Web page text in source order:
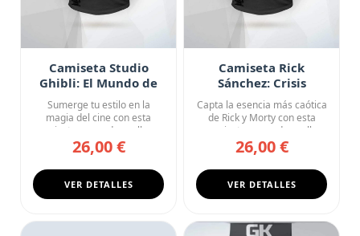
Camiseta Studio
Ghibli: El Mundo de
los Sueños
Sumerge tu estilo en la
magia del cine con esta
camiseta negra de cuello en
V...
26,00 €
VER DETALLES
Camiseta Rick
Sánchez: Crisis
Existencial
Capta la esencia más caótica
de Rick y Morty con esta
camiseta negra de cuell...
26,00 €
VER DETALLES